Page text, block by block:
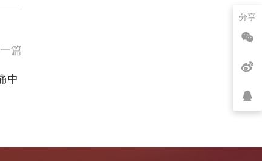
篇
中
分享